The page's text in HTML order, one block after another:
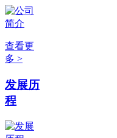
查看更
多 >
发展历
程